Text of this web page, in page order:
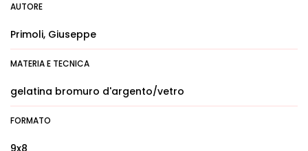
AUTORE
Primoli, Giuseppe
MATERIA E TECNICA
gelatina bromuro d'argento/vetro
FORMATO
9x8